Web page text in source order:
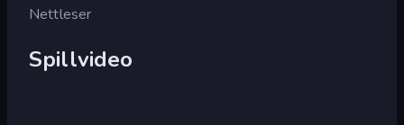
Nettleser
Spillvideo